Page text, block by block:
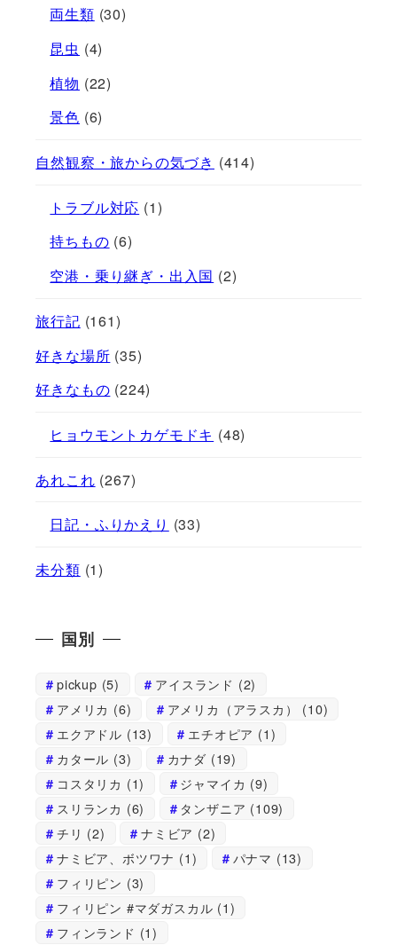
両生類 (30)
昆虫 (4)
植物 (22)
景色 (6)
自然観察・旅からの気づき (414)
トラブル対応 (1)
持ちもの (6)
空港・乗り継ぎ・出入国 (2)
旅行記 (161)
好きな場所 (35)
好きなもの (224)
ヒョウモントカゲモドキ (48)
あれこれ (267)
日記・ふりかえり (33)
未分類 (1)
国別
pickup (5) アイスランド (2)
アメリカ (6) アメリカ（アラスカ）
(10)
エクアドル (13) エチオピア (1)
カタール (3) カナダ (19)
コスタリカ (1) ジャマイカ (9)
スリランカ (6) タンザニア (109)
チリ (2) ナミビア (2)
ナミビア、ボツワナ (1) パナマ (13)
フィリピン (3)
フィリピン #マダガスカル (1)
フィンランド (1)